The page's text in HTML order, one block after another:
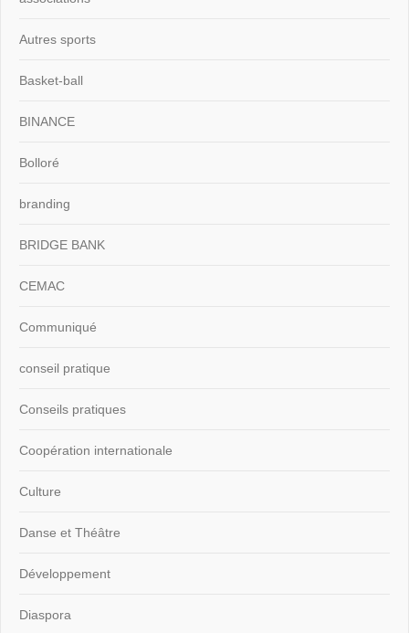
Autres sports
Basket-ball
BINANCE
Bolloré
branding
BRIDGE BANK
CEMAC
Communiqué
conseil pratique
Conseils pratiques
Coopération internationale
Culture
Danse et Théâtre
Développement
Diaspora